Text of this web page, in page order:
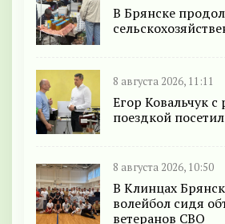
В Брянске
8 августа 2026, 11:11
Егор Ковальчук с
поездкой
8 августа 2026, 10:50
В Клинцах
волейбол сидя
ветеранов СВО